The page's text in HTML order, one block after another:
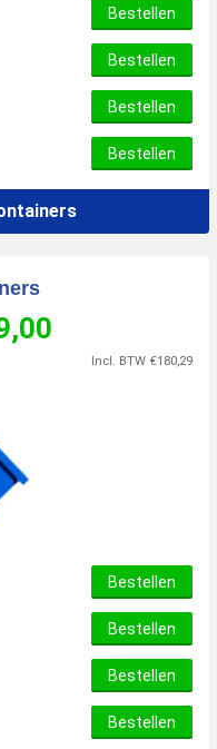
Bestellen
Bestellen
Bestellen
Bestellen
Incl. BTW €180,29
Bestellen
Bestellen
Bestellen
Bestellen